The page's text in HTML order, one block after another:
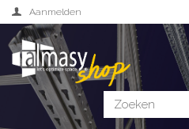
Aanmelden